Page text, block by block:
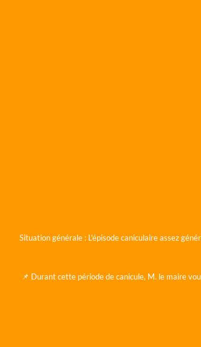
Situation générale : L'épisode caniculaire assez
📌 Durant cette période de canicule, M. le maire